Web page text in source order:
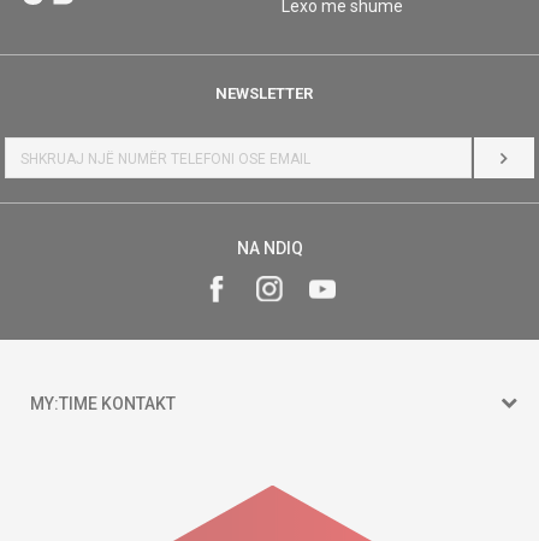
Lexo më shumë
NEWSLETTER
HYR
NA NDIQ
MY:TIME KONTAKT
Goce Nikolovski 74 Shkup